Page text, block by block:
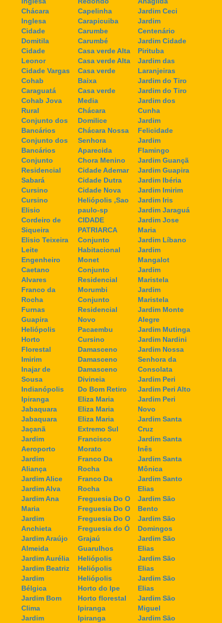
Chácara
Inglesa
Cidade
Domitila
Cidade
Leonor
Cidade Vargas
Cohab
Caraguatá
Cohab Jova
Rural
Conjunto dos
Bancários
Conjunto dos
Bancários
Conjunto
Residencial
Sabará
Cursino
Cursino
Elisio
Cordeiro de
Siqueira
Elisio Teixeira
Leite
Engenheiro
Caetano
Alvares
Franco da
Rocha
Furnas
Guapira
Heliópolis
Horto
Florestal
Imirim
Inajar de
Sousa
Indianópolis
Ipiranga
Jabaquara
Jabaquara
Jaçanã
Jardim
Aeroporto
Jardim
Aliança
Jardim Alice
Jardim Alva
Jardim Ana
Maria
Jardim
Anchieta
Jardim Araújo
Almeida
Jardim Aurélia
Jardim Beatriz
Jardim
Bélgica
Jardim Bom
Clima
Jardim
Capelinha
Carapicuiba
Carumbe
Carumbé
Casa verde Alta
Casa verde Alta
Casa verde
Baixa
Casa verde
Media
Chácara
Domilice
Chácara Nossa
Senhora
Aparecida
Chora Menino
Cidade Ademar
Cidade Dutra
Cidade Nova
Heliópolis ,Sao
paulo-sp
CIDADE
PATRIARCA
Conjunto
Habitacional
Monet
Conjunto
Residencial
Morumbi
Conjunto
Residencial
Novo
Pacaembu
Cursino
Damasceno
Damasceno
Damasceno
Divineia
Do Bom Retiro
Eliza Maria
Eliza Maria
Eliza Maria
Extremo Sul
Francisco
Morato
Franco Da
Rocha
Franco Da
Rocha
Freguesia Do O
Freguesia Do O
Freguesia Do O
Freguesia do Ó
Grajaú
Guarulhos
Heliópolis
Heliópolis
Heliópolis
Horto do Ipe
Horto florestal
Ipiranga
Ipiranga
Jardim Ceci
Jardim
Centenário
Jardim Cidade
Pirituba
Jardim das
Laranjeiras
Jardim do Tiro
Jardim do Tiro
Jardim dos
Cunha
Jardim
Felicidade
Jardim
Flamingo
Jardim Guançã
Jardim Guapira
Jardim Ibéria
Jardim Imirim
Jardim Iris
Jardim Jaraguá
Jardim Jose
Maria
Jardim Líbano
Jardim
Mangalot
Jardim
Maristela
Jardim
Maristela
Jardim Monte
Alegre
Jardim Mutinga
Jardim Nardini
Jardim Nossa
Senhora da
Consolata
Jardim Peri
Jardim Peri Alto
Jardim Peri
Novo
Jardim Santa
Cruz
Jardim Santa
Inês
Jardim Santa
Mônica
Jardim Santo
Elias
Jardim São
Bento
Jardim São
Domingos
Jardim São
Elias
Jardim São
Elias
Jardim São
Elias
Jardim São
Miguel
Jardim São